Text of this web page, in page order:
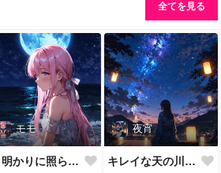
全てを見る
モモ
月明かりに照らされて🎵
夜宵
キレイな天の川が一面に…